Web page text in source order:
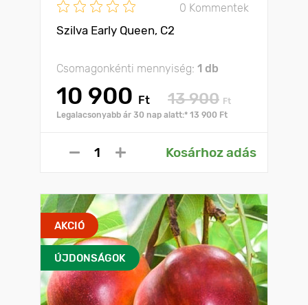
0 Kommentek
Szilva Early Queen, C2
Csomagonkénti mennyiség: 1 db
10 900 Ft 13 900 Ft
Legalacsonyabb ár 30 nap alatt:* 13 900 Ft
Kosárhoz adás
AKCIÓ
ÚJDONSÁGOK